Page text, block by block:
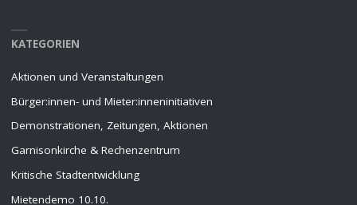
KATEGORIEN
Aktionen und Veranstaltungen
Bürger:innen- und Mieter:inneninitiativen
Demonstrationen, Zeitungen, Aktionen
Garnisonkirche & Rechenzentrum
Kritische Stadtentwicklung
Mietendemo 10.10.